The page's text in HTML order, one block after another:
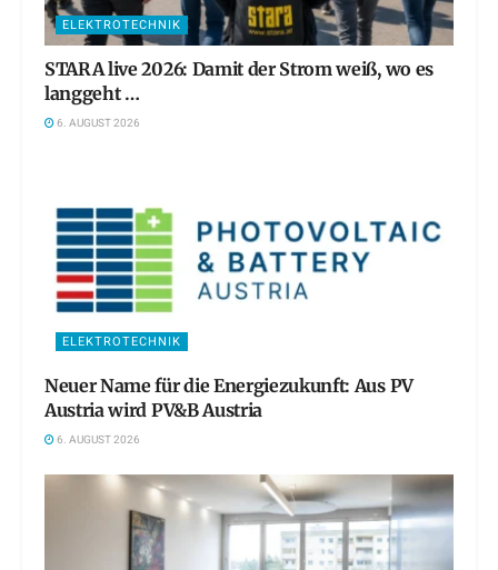
ELEKTROTECHNIK
STARA live 2026: Damit der Strom weiß, wo es
langgeht …
6. AUGUST 2026
ELEKTROTECHNIK
Neuer Name für die Energiezukunft: Aus PV
Austria wird PV&B Austria
6. AUGUST 2026